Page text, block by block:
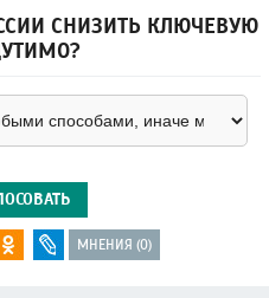
СНИЗИТЬ КЛЮЧЕВУЮ
МНЕНИЯ (0)